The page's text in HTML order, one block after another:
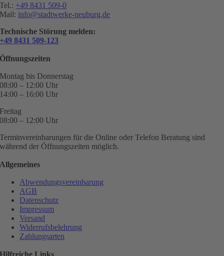
Tel.: +49 8431 509-0
Mail: info@stadtwerke-neuburg.de
Technische Störung melden:
+49 8431 509-123
Öffnungszeiten
Montag bis Donnerstag
08:00 – 12:00 Uhr
14:00 – 16:00 Uhr
Freitag
08:00 – 12:00 Uhr
Terminvereinbarungen für die Online oder Telefon Beratung sind
während der Öffnungszeiten möglich.
Allgemeines
Abwendungsvereinbarung
AGB
Datenschutz
Impressum
Versand
Widerrufsbelehrung
Zahlungsarten
Hilfreiche Links